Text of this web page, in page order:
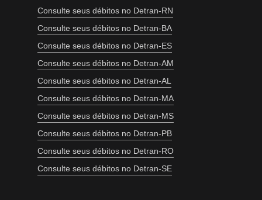
Consulte seus débitos no Detran-RN
Consulte seus débitos no Detran-BA
Consulte seus débitos no Detran-ES
Consulte seus débitos no Detran-AM
Consulte seus débitos no Detran-AL
Consulte seus débitos no Detran-MA
Consulte seus débitos no Detran-MS
Consulte seus débitos no Detran-PB
Consulte seus débitos no Detran-RO
Consulte seus débitos no Detran-SE